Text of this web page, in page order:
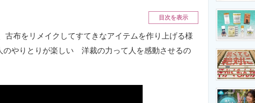
目次を表示
布をリメイクしてすてきなアイテムを作り上げる様
のやりとりが楽しい 洋裁の力って人を感動させるの